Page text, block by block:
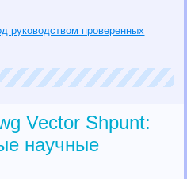
руководством проверенных
Vector Shpunt:
научные